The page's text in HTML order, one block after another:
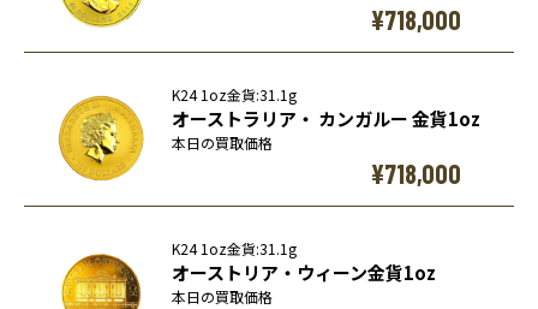
¥718,000
K24 1oz金貨:31.1g
オーストラリア・ カンガルー 金貨1oz
本日の買取価格
¥718,000
K24 1oz金貨:31.1g
オーストリア・ウィーン金貨1oz
本日の買取価格